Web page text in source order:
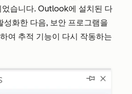
었습니다. Outlook에 설치된 다
성화한 다음, 보안 프로그램을
여 추적 기능이 다시 작동하는